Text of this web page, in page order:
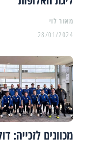
מאור לוי
28/01/2024
מכוונים לזכייה: